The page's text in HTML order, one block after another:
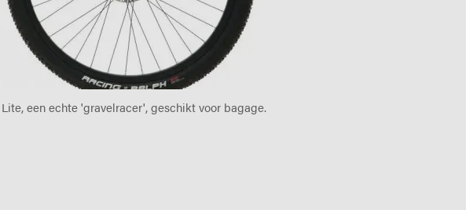
een echte 'gravelracer', geschikt voor bagage.